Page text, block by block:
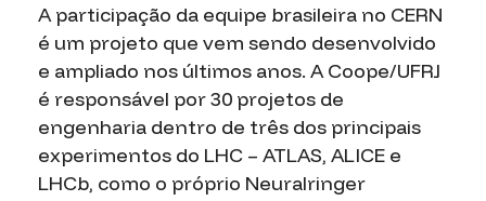
A participação da equipe brasileira no CERN
é um projeto que vem sendo desenvolvido
e ampliado nos últimos anos. A Coope/UFRJ
é responsável por 30 projetos de
engenharia dentro de três dos principais
experimentos do LHC – ATLAS, ALICE e
LHCb, como o próprio Neuralringer